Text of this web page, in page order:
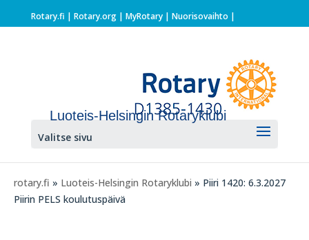
Rotary.fi | Rotary.org| MyRotary | Nuorisovaihto |
Luoteis-Helsingin Rotaryklubi
Valitse sivu
rotary.fi » Luoteis-Helsingin Rotaryklubi » Piiri 1420: 6.3.2027
Piirin PELS koulutuspäivä